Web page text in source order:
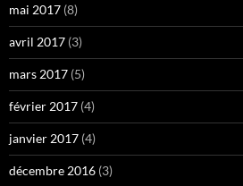
mai 2017 (8)
avril 2017 (3)
mars 2017 (5)
février 2017 (4)
janvier 2017 (4)
décembre 2016 (3)